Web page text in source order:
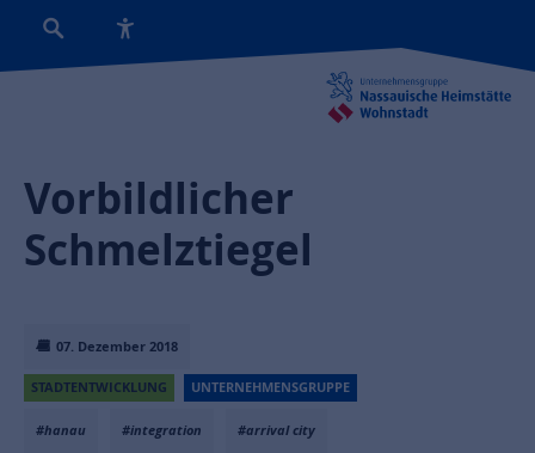
07. Dezember 2018
STADTENTWICKLUNG UNTERNEHMENSGRUPPE
#hanau #integration #arrival city
Vorbildlicher
Schmelztiegel